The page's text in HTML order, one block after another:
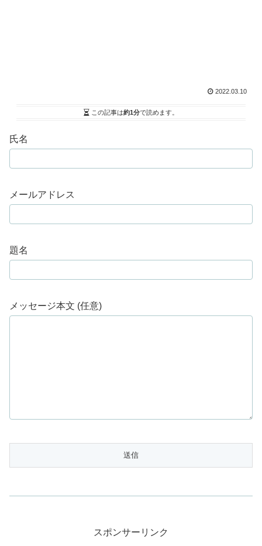
2022.03.10
この記事は約1分で読めます。
氏名
メールアドレス
題名
メッセージ本文 (任意)
スポンサーリンク